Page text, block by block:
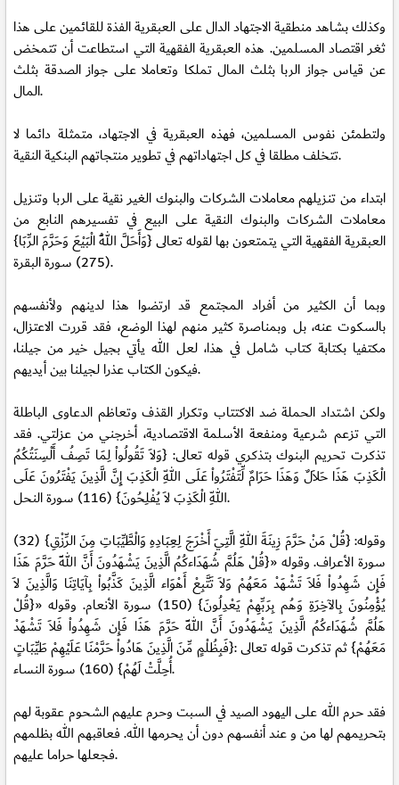
وكذلك بشاهد منطقية الاجتهاد الدال على العبقرية الفذة للقائمين على هذا
ثغر اقتصاد المسلمين. هذه العبقرية الفقهية التي استطاعت أن تتمخض
عن قياس جواز الربا بثلث المال تملكا وتعاملا على جواز الصدقة بثلث
المال.
ولتطمئن نفوس المسلمين، فهذه العبقرية في الاجتهاد، متمثلة دائما لا
تتخلف مطلقا في كل اجتهاداتهم في تطوير منتجاتهم البنكية النقية.
ابتداء من تنزيلهم معاملات الشركات والبنوك الغير نقية على الربا وتنزيل
معاملات الشركات والبنوك النقية على البيع في تفسيرهم النابع من
العبقرية الفقهية التي يتمتعون بها لقوله تعالى {وَأَحَلَّ اللّهُ الْبَيْعَ وَحَرَّمَ الرِّبَا}
(275) سورة البقرة.
وبما أن الكثير من أفراد المجتمع قد ارتضوا هذا لدينهم ولأنفسهم
بالسكوت عنه، بل وبمناصرة كثير منهم لهذا الوضع، فقد قررت الاعتزال،
مكتفيا بكتابة كتاب شامل في هذا، لعل الله يأتي بجيل خير من جيلنا،
فيكون الكتاب عذرا لجيلنا بين أيديهم.
ولكن اشتداد الحملة ضد الاكتتاب وتكرار القذف وتعاظم الدعاوى الباطلة
التي تزعم شرعية ومنفعة الأسلمة الاقتصادية، أخرجني من عزلتي. فقد
تذكرت تحريم البنوك بتذكري قوله تعالى: {وَلاَ تَقُولُواْ لِمَا تَصِفُ أَلْسِنَتُكُمُ
الْكَذِبَ هَذَا حَلاَلٌ وَهَذَا حَرَامٌ لِّتَفْتَرُواْ عَلَى اللّهِ الْكَذِبَ إِنَّ الَّذِينَ يَفْتَرُونَ عَلَى
اللّهِ الْكَذِبَ لاَ يُفْلِحُونَ} (116) سورة النحل.
وقوله: {قُلْ مَنْ حَرَّمَ زِينَةَ اللّهِ الَّتِيَ أَخْرَجَ لِعِبَادِهِ وَالْطَّيِّبَاتِ مِنَ الرِّزْقِ} (32)
سورة الأعراف. وقوله «{قُلْ هَلُمَّ شُهَدَاءكُمُ الَّذِينَ يَشْهَدُونَ أَنَّ اللّهَ حَرَّمَ هَذَا
فَإِن شَهِدُواْ فَلاَ تَشْهَدْ مَعَهُمْ وَلاَ تَتَّبِعْ أَهْوَاء الَّذِينَ كَذَّبُواْ بِآيَاتِنَا وَالَّذِينَ لاَ
يُؤْمِنُونَ بِالآخِرَةِ وَهُم بِرَبِّهِمْ يَعْدِلُونَ} (150) سورة الأنعام. وقوله «{قُلْ
هَلُمَّ شُهَدَاءكُمُ الَّذِينَ يَشْهَدُونَ أَنَّ اللّهَ حَرَّمَ هَذَا فَإِن شَهِدُواْ فَلاَ تَشْهَدْ
مَعَهُمْ} ثم تذكرت قوله تعالى :{فَبِظُلْمٍ مِّنَ الَّذِينَ هَادُواْ حَرَّمْنَا عَلَيْهِمْ طَيِّبَاتٍ
أُحِلَّتْ لَهُمْ} (160) سورة النساء.
فقد حرم الله على اليهود الصيد في السبت وحرم عليهم الشحوم عقوبة لهم
بتحريمهم لها من و عند أنفسهم دون أن يحرمها الله. فعاقبهم الله بظلمهم
فجعلها حراما عليهم.